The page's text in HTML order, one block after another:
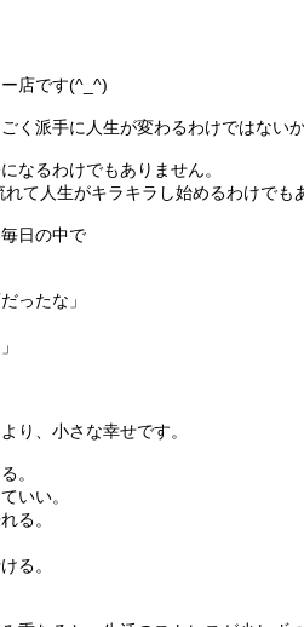
店です(^_^)
く派手に人生が変わるわけではない
なるわけでもありません。
て人生がキラキラし始めるわけでも
日の中で
ったな」
り、小さな幸せです。
。
いい。
る。
る。